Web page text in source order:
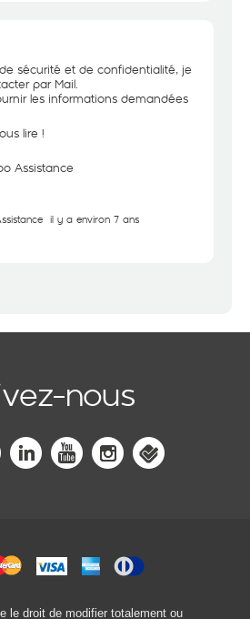
sécurité et de confidentialité, je
par Mail.
les informations demandées
lire !
Assistance
il y a environ 7 ans
nous
le droit de modifier totalement ou